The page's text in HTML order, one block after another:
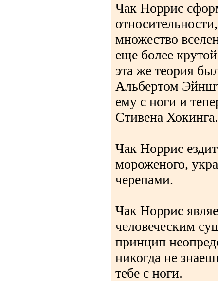
Чак Норрис
множество
еще более
эта же теория
Альбертом
ему с ноги и
Стивена Хокинга.
Чак Норрис
мороженого,
черепами.
Чак Норрис
человеческим
принцип
никогда не
тебе с ноги.